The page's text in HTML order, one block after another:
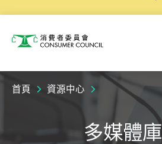
消費者委員會
首頁 資源中心
多媒體庫